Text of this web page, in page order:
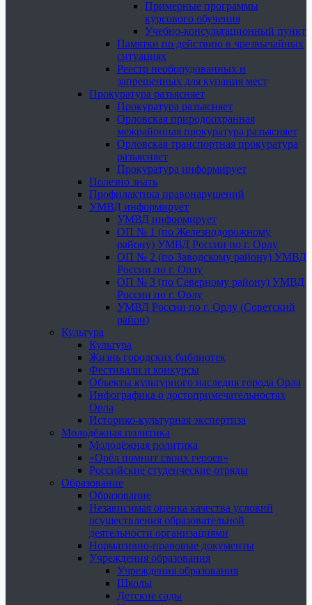
Примерные программы
курсового обучения
Учебно-консультационный пункт
Памятки по действию в чрезвычайных
ситуациях
Реестр необорудованных и
запрещенных для купания мест
Прокуратура разъясняет
Прокуратура разъясняет
Орловская природоохранная
межрайонная прокуратура разъясняет
Орловская транспортная прокуратура
разъясняет
Прокуратура информирует
Полезно знать
Профилактика правонарушений
УМВД информирует
УМВД информирует
ОП № 1 (по Железнодорожному
району) УМВД России по г. Орлу
ОП № 2 (по Заводскому району) УМВД
России по г. Орлу
ОП № 3 (по Северному району) УМВД
России по г. Орлу
УМВД России по г. Орлу (Советский
район)
Культура
Культура
Жизнь городских библиотек
Фестивали и конкурсы
Объекты культурного наследия города Орла
Инфографика о достопримечательностях
Орла
Историко-культурная экспертиза
Молодёжная политика
Молодёжная политика
«Орёл помнит своих героев»
Российские студенческие отряды
Образование
Образование
Независимая оценка качества условий
осуществления образовательной
деятельности организациями
Нормативно-правовые документы
Учреждения образования
Учреждения образования
Школы
Детские сады